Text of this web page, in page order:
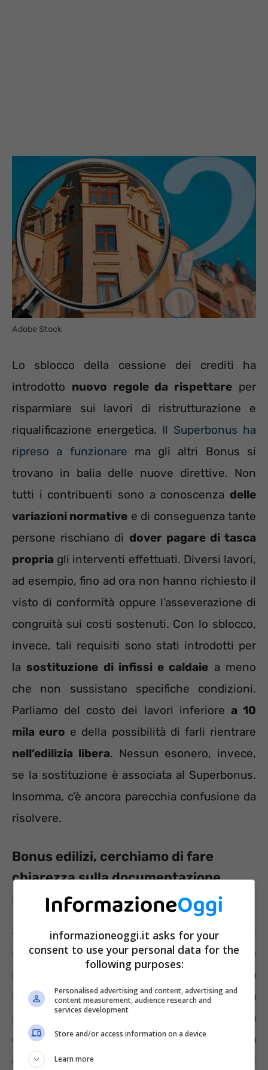
Adobe Stock
Lo sblocco della cessione dei crediti ha
introdotto nuovo regole da rispettare per
risparmiare sui lavori di ristrutturazione e
riqualificazione energetica. Il Superbonus ha
ripreso a funzionare ma gli altri Bonus si
trovano in balia delle nuove direttive. Non
tutti i contribuenti sono a conoscenza delle
variazioni normative e di conseguenza tante
persone rischiano di dover pagare di tasca
propria gli interventi effettuati. Diversi lavori,
ad esempio, fino ad ora non hanno richiesto il
visto di conformità oppure l’asseverazione di
congruità sui costi sostenuti. Con lo sblocco,
invece, tali requisiti sono stati introdotti per
la sostituzione di infissi e caldaie a meno
che non sussistano specifiche condizioni.
Parliamo del costo dei lavori inferiore a 10
mila euro e della possibilità di farli rientrare
nell’edilizia libera. Nessun esonero, invece,
se la sostituzione è associata al Superbonus.
Insomma, c’è ancora parecchia confusione da
risolvere.
Bonus edilizi, cerchiamo di fare
chiarezza sulla documentazione
richiesta
Se i Bonus edilizi risultano legati a interventi
rientranti dell’edilizia libera che non superano
i 10 mila euro di spesa sulle singole unità
immobiliari vigel’esenzionedalla
presentazione dell’asseverazione di congruità
dei costi e del visto di conformità. Questa la
direttiva da sempre esistente. Vediamo come
informazioneoggi.it asks for your
consent to use your personal data for the
following purposes:
Personalised advertising and content, advertising and
content measurement, audience research and
services development
Store and/or access information on a device
Learn more